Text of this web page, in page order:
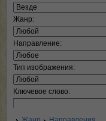
Жанр:
Направление:
Тип изображения:
Ключевое слово: